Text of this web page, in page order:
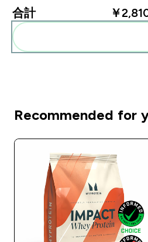
合計 ￥
Recommended for